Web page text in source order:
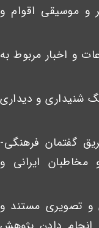
و موسیقی اقوام و
و اخبار مربوط به
شنیداری و دیداری
گفتمان فرهنگی-
مخاطبان ایرانی و
و تصویری مستند و